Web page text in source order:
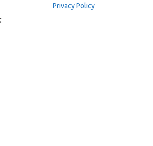
Privacy Policy